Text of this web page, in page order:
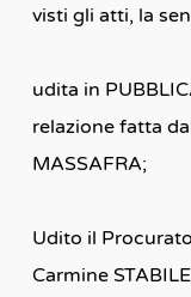
visti gli atti, la
udita in
relazione fatta
MASSAFRA;
Udito il
Carmine